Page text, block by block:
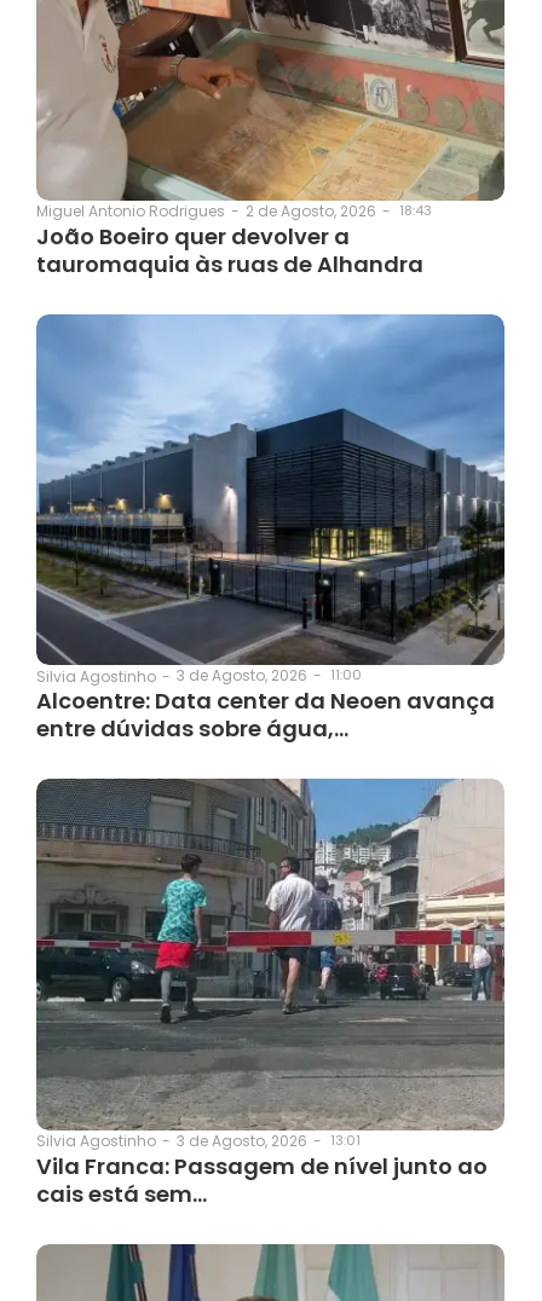
Miguel Antonio Rodrigues - 2 de Agosto, 2026 - 18:43
João Boeiro quer devolver a
tauromaquia às ruas de Alhandra
Silvia Agostinho - 3 de Agosto, 2026 - 11:00
Alcoentre: Data center da Neoen avança
entre dúvidas sobre água,…
Silvia Agostinho - 3 de Agosto, 2026 - 13:01
Vila Franca: Passagem de nível junto ao
cais está sem…